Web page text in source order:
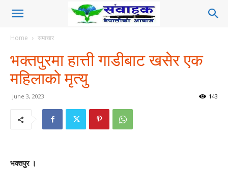
Home समाचार
भक्तपुरमा हात्ती गाडीबाट खसेर एक
महिलाको मृत्यु
June 3, 2023 143
भक्तपुर ।